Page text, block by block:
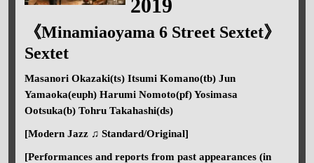
2019
《Minamiaoyama 6 Street Sextet》
Sextet
Masanori Okazaki(ts) Itsumi Komano(tb) Jun
Yamaoka(euph) Harumi Nomoto(pf) Yosimasa
Ootsuka(b) Tohru Takahashi(ds)
[Modern Jazz ♫ Standard/Original]
[Performances and reports from past appearances (in